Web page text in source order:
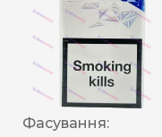
Фасування: